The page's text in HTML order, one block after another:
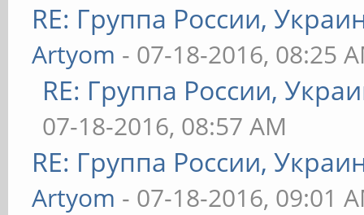
RE: Группа России,
Artyom - 07-18-2016, 08:25
RE: Группа России,
07-18-2016, 08:57 AM
RE: Группа России,
Artyom - 07-18-2016, 09:01